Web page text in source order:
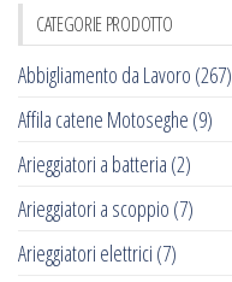
CATEGORIE PRODOTTO
Abbigliamento da Lavoro (267)
Affila catene Motoseghe (9)
Arieggiatori a batteria (2)
Arieggiatori a scoppio (7)
Arieggiatori elettrici (7)